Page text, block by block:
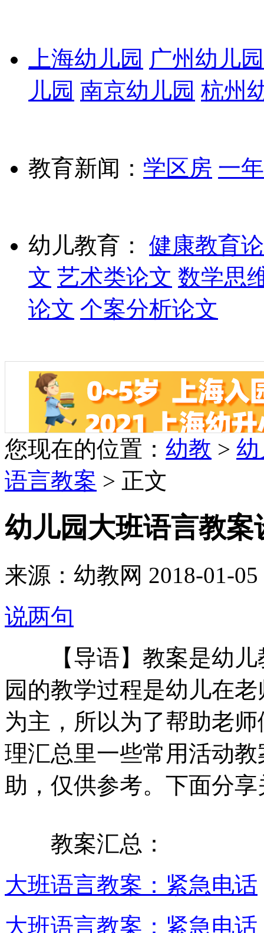
上海幼儿园 广州幼儿园
儿园 南京幼儿园 杭州
教育新闻： 学区房 一
幼儿教育：
健康教育
文 艺术类论文 数学思
论文 个案分析论文
您现在的位置： 幼教 >
语言教案 > 正文
幼儿园大班语言教
来源：幼教网 2018-01-05
说两句
【导语】教案是幼儿
园的教学过程是幼儿在
为主，所以为了帮助老
理汇总里一些常用活动
助，仅供参考。下面分
教案汇总：
大班语言教案：紧急电话
大班语言教案：紧急电话